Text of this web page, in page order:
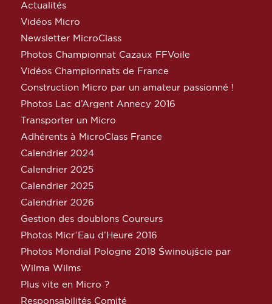
Actualités
Vidéos Micro
Newsletter MicroClass
Photos Championnat Cazaux FFVoile
Vidéos Championnats de France
Construction Micro par un amateur passionné !
Photos Lac d’Argent Annecy 2016
Transporter un Micro
Adhérents à MicroClass France
Calendrier 2024
Calendrier 2025
Calendrier 2025
Calendrier 2026
Gestion des doublons Coureurs
Photos Micr’Eau d’Heure 2016
Photos Mondial Pologne 2018 Świnoujście par
Wilma Wilms
Plus vite en Micro ?
Responsabilités Comité